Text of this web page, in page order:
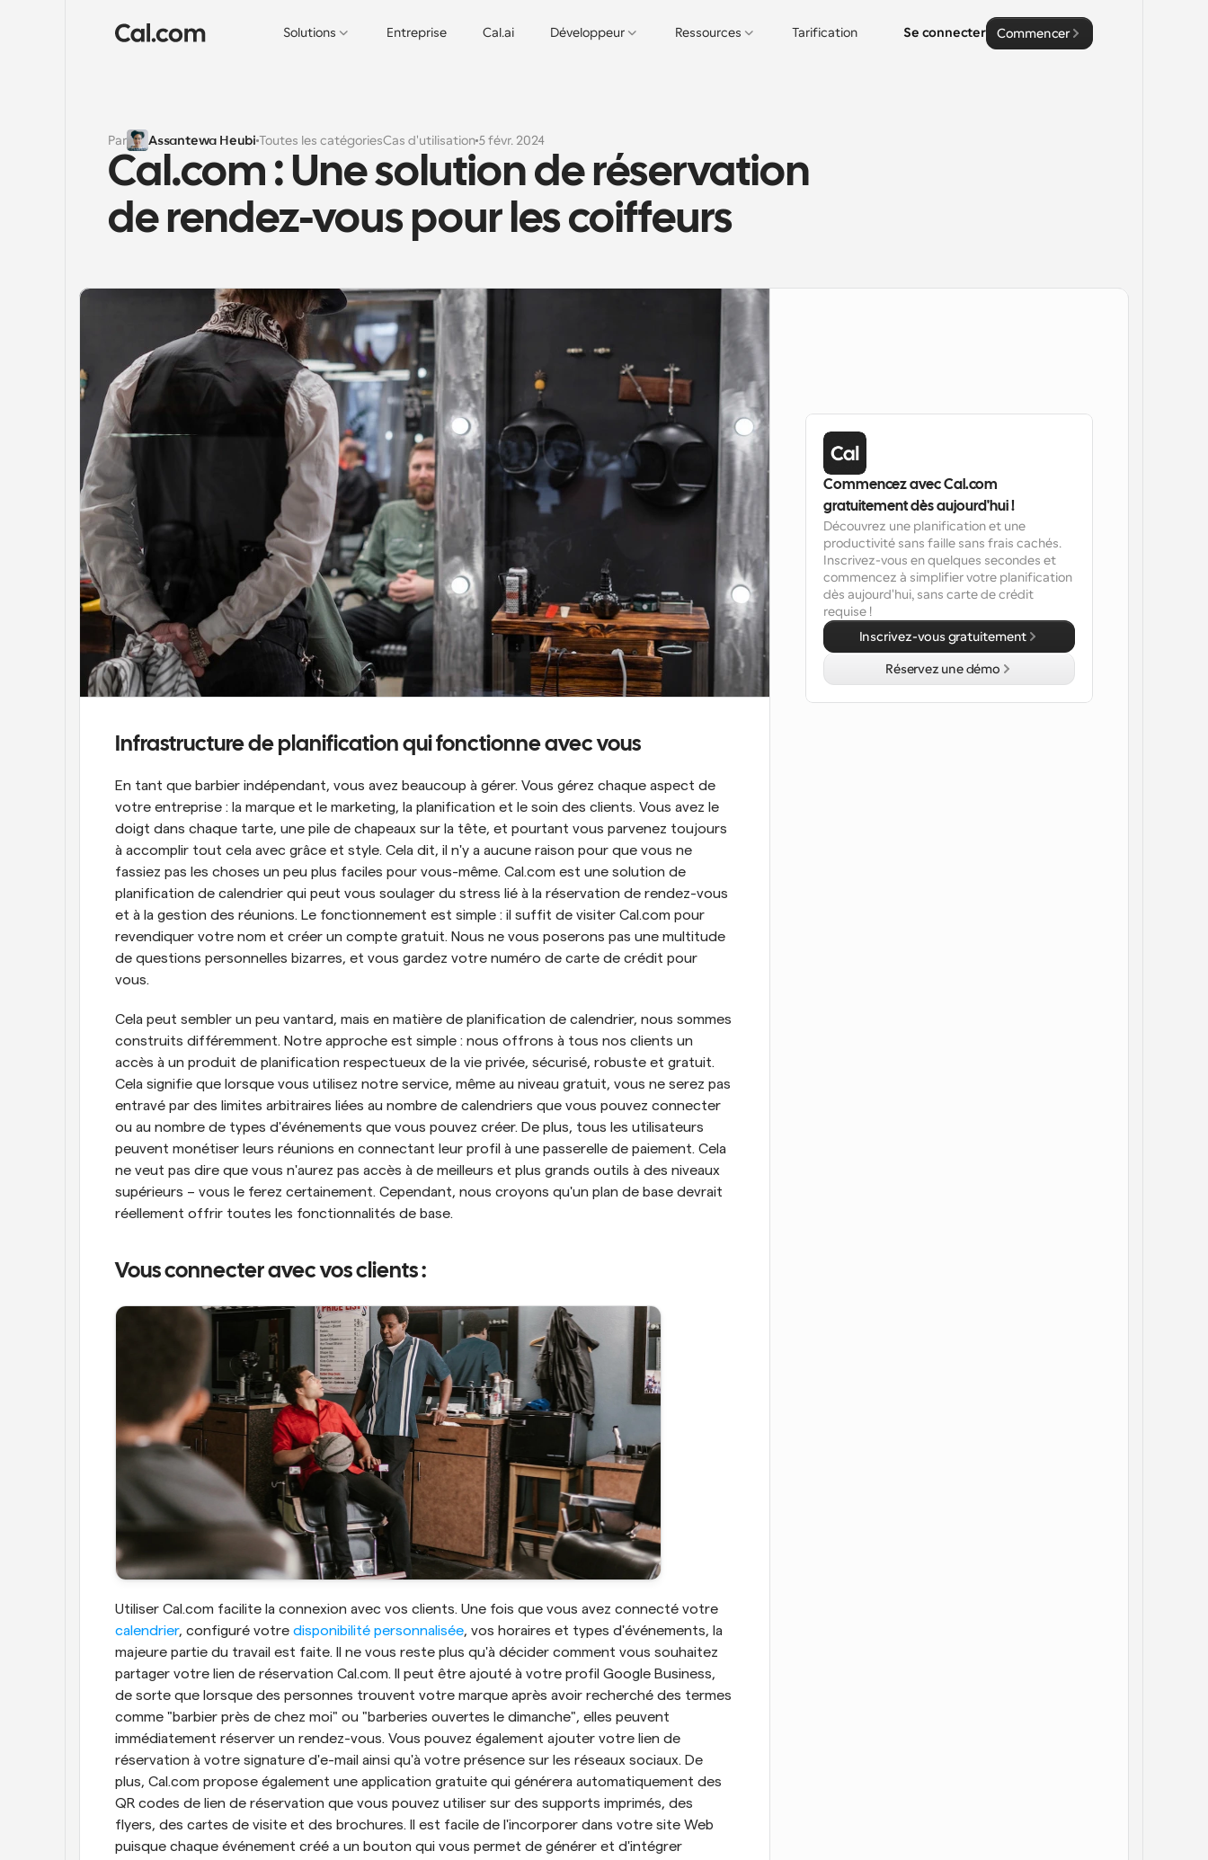
Solutions Entreprise Cal.ai Développeur Ressources Tarification Se connecter Commencer
Par Assantewa Heubi Toutes les catégoriesCas d'utilisation 5 févr. 2024
Cal.com : Une solution de réservation
de rendez-vous pour les coiffeurs
Infrastructure de planification qui fonctionne avec vous
En tant que barbier indépendant, vous avez beaucoup à gérer. Vous gérez chaque aspect de
votre entreprise : la marque et le marketing, la planification et le soin des clients. Vous avez le
doigt dans chaque tarte, une pile de chapeaux sur la tête, et pourtant vous parvenez toujours
à accomplir tout cela avec grâce et style. Cela dit, il n'y a aucune raison pour que vous ne
fassiez pas les choses un peu plus faciles pour vous-même. Cal.com est une solution de
planification de calendrier qui peut vous soulager du stress lié à la réservation de rendez-vous
et à la gestion des réunions. Le fonctionnement est simple : il suffit de visiter Cal.com pour
revendiquer votre nom et créer un compte gratuit. Nous ne vous poserons pas une multitude
de questions personnelles bizarres, et vous gardez votre numéro de carte de crédit pour
vous.
Cela peut sembler un peu vantard, mais en matière de planification de calendrier, nous sommes
construits différemment. Notre approche est simple : nous offrons à tous nos clients un
accès à un produit de planification respectueux de la vie privée, sécurisé, robuste et gratuit.
Cela signifie que lorsque vous utilisez notre service, même au niveau gratuit, vous ne serez pas
entravé par des limites arbitraires liées au nombre de calendriers que vous pouvez connecter
ou au nombre de types d'événements que vous pouvez créer. De plus, tous les utilisateurs
peuvent monétiser leurs réunions en connectant leur profil à une passerelle de paiement. Cela
ne veut pas dire que vous n'aurez pas accès à de meilleurs et plus grands outils à des niveaux
supérieurs – vous le ferez certainement. Cependant, nous croyons qu'un plan de base devrait
réellement offrir toutes les fonctionnalités de base.
Vous connecter avec vos clients :
calendrier, configuré votre disponibilité personnalisée, vos horaires et types d'événements, la
majeure partie du travail est faite. Il ne vous reste plus qu'à décider comment vous souhaitez
partager votre lien de réservation Cal.com. Il peut être ajouté à votre profil Google Business,
de sorte que lorsque des personnes trouvent votre marque après avoir recherché des termes
comme "barbier près de chez moi" ou "barberies ouvertes le dimanche", elles peuvent
immédiatement réserver un rendez-vous. Vous pouvez également ajouter votre lien de
réservation à votre signature d'e-mail ainsi qu'à votre présence sur les réseaux sociaux. De
plus, Cal.com propose également une application gratuite qui générera automatiquement des
QR codes de lien de réservation que vous pouvez utiliser sur des supports imprimés, des
flyers, des cartes de visite et des brochures. Il est facile de l'incorporer dans votre site Web
puisque chaque événement créé a un bouton qui vous permet de générer et d'intégrer
Commencez avec Cal.com
gratuitement dès aujourd'hui !
Découvrez une planification et une
productivité sans faille sans frais cachés.
Inscrivez-vous en quelques secondes et
commencez à simplifier votre planification
dès aujourd'hui, sans carte de crédit
requise !
Inscrivez-vous gratuitement
Réservez une démo